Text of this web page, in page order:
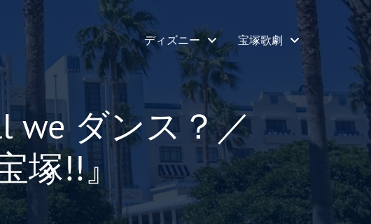
ディズニー 宝塚歌劇
we ダンス？／
塚!!』